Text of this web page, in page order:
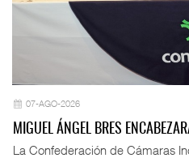
07-AGO-2026
MIGUEL ÁNGEL BRES
La Confederación de Cámaras